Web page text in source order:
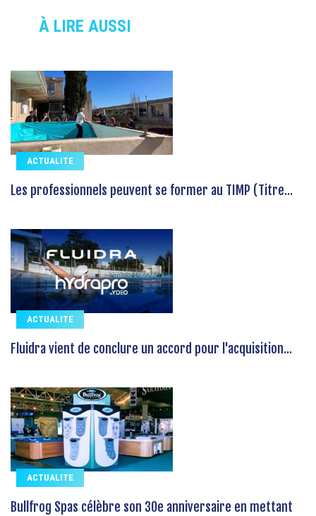
À LIRE AUSSI
ACTUALITE
Les professionnels peuvent se former au TIMP (Titre...
ACTUALITE
Fluidra vient de conclure un accord pour l'acquisition...
ACTUALITE
Bullfrog Spas célèbre son 30e anniversaire en mettant